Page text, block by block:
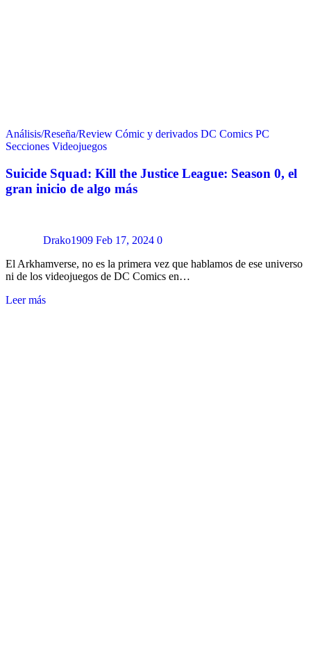
Análisis/Reseña/Review Cómic y derivados DC Comics PC
Secciones Videojuegos
Suicide Squad: Kill the Justice League: Season 0, el
gran inicio de algo más
Drako1909 Feb 17, 2024 0
El Arkhamverse, no es la primera vez que hablamos de ese universo
ni de los videojuegos de DC Comics en…
Leer más